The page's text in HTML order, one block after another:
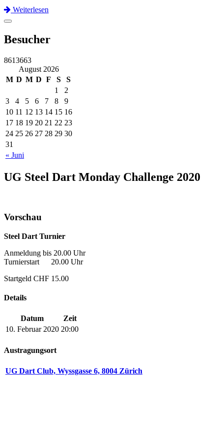
Weiterlesen
Previous
Next
Toggle
Besucher
8613663
August 2026
M D M D F S S
« Juni
1
2
3
4 5 6 7 8
9
10 11 12 13 14 15 16
17 18 19 20 21 22 23
24 25 26 27 28 29 30
31
UG Steel Dart Monday Challenge 2020
Vorschau
Steel Dart Turnier
Anmeldung bis 20.00 Uhr
Turnierstart 20.00 Uhr
Startgeld CHF 15.00
Details
Datum
Zeit
10. Februar 2020 20:00
Austragungsort
UG Dart Club, Wyssgasse 6, 8004 Zürich